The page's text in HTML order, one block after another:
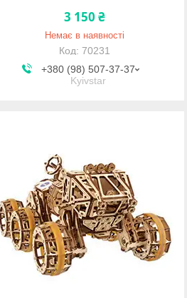
3 150 ₴
Немає в наявності
70231
+380 (98) 507-37-37
Kyivstar